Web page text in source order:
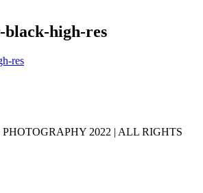
high-res
res
2022 | ALL RIGHTS